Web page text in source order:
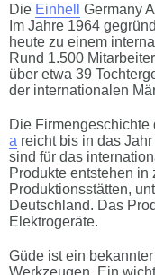
Die Einhell
Germany
Im Jahre 1964
heute zu einem
Rund 1.500
über etwa 39
der internationalen
Die
a reicht bis in das
sind für das
Produkte entstehen
Produktionsstätten,
Deutschland. Das
Elektrogeräte.
Güde ist ein
Werkzeugen. Ein